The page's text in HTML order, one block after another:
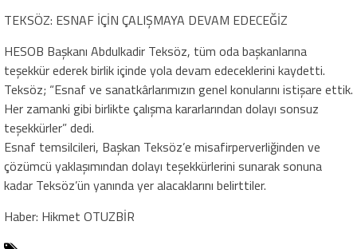
TEKSÖZ: ESNAF İÇİN ÇALIŞMAYA DEVAM EDECEĞİZ
HESOB Başkanı Abdulkadir Teksöz, tüm oda başkanlarına
teşekkür ederek birlik içinde yola devam edeceklerini kaydetti.
Teksöz; “Esnaf ve sanatkârlarımızın genel konularını istişare ettik.
Her zamanki gibi birlikte çalışma kararlarından dolayı sonsuz
teşekkürler” dedi.
Esnaf temsilcileri, Başkan Teksöz’e misafirperverliğinden ve
çözümcü yaklaşımından dolayı teşekkürlerini sunarak sonuna
kadar Teksöz’ün yanında yer alacaklarını belirttiler.
Haber: Hikmet OTUZBİR